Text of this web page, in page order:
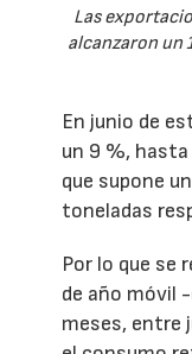
Las
alcanzaron un
En junio de
un 9 %,
que supone
toneladas
Por lo que se
de año móvil
meses, entre